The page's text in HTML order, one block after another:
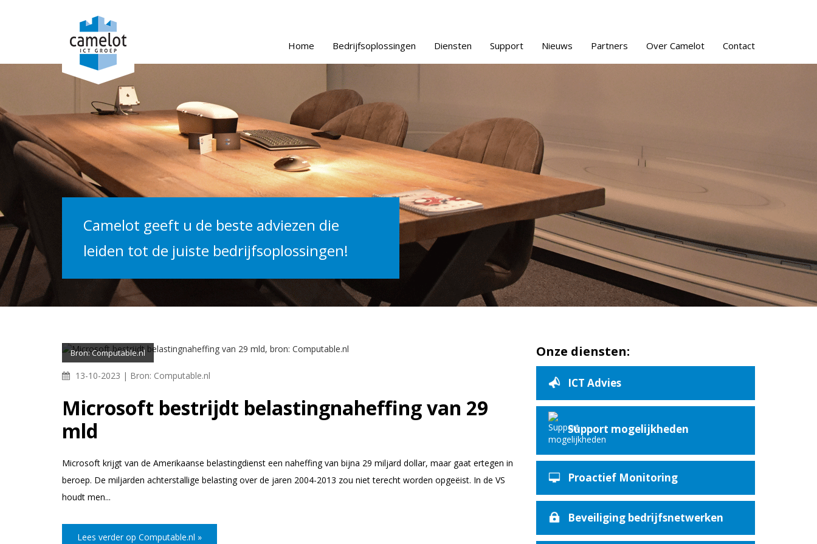
Home Bedrijfsoplossingen Diensten Support Nieuws Partners Over Camelot Contact
Camelot geeft u de beste adviezen die
leiden tot de juiste bedrijfsoplossingen!
Bron: Computable.nl
13-10-2023 | Bron: Computable.nl
Microsoft bestrijdt belastingnaheffing van 29
mld
Microsoft krijgt van de Amerikaanse belastingdienst een naheffing van bijna 29 miljard dollar, maar gaat ertegen in
beroep. De miljarden achterstallige belasting over de jaren 2004-2013 zou niet terecht worden opgeëist. In de VS
houdt men...
Lees verder op Computable.nl »
Onze diensten:
ICT Advies
Support mogelijkheden
Proactief Monitoring
Beveiliging bedrijfsnetwerken